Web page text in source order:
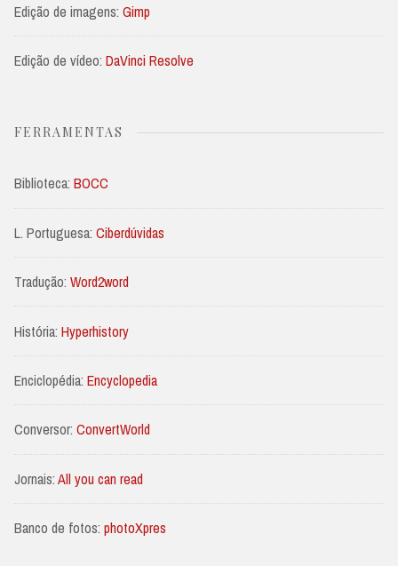
Edição de imagens: Gimp
Edição de vídeo: DaVinci Resolve
FERRAMENTAS
Biblioteca: BOCC
L. Portuguesa: Ciberdúvidas
Tradução: Word2word
História: Hyperhistory
Enciclopédia: Encyclopedia
Conversor: ConvertWorld
Jornais:All you can read
Banco de fotos: photoXpres